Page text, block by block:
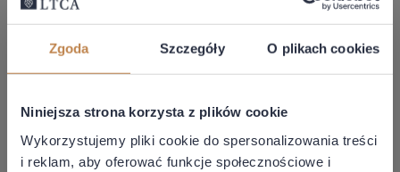
Zgoda Szczegóły O plikach cookies
Niniejsza strona korzysta z plików cookie
Wykorzystujemy pliki cookie do spersonalizowania treści
i reklam, aby oferować funkcje społecznościowe i
+48 570 908 313
karina.pak@ltca.pl
Dyrektor ds. Szkoleń
Biznesowych
+48 574 485 011
paulina.barwicka@ltca.pl